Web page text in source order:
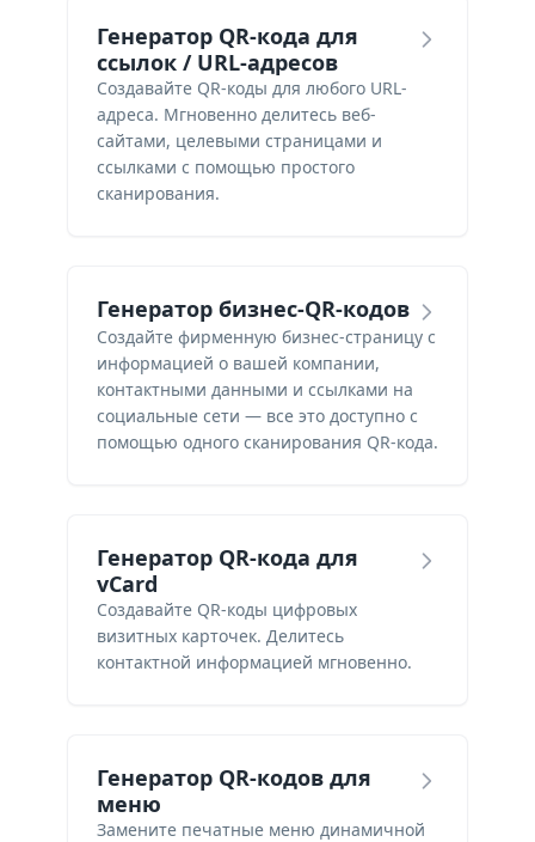
Генератор QR-кода для
ссылок / URL-адресов
Создавайте QR-коды для любого URL-
адреса. Мгновенно делитесь веб-
сайтами, целевыми страницами и
ссылками с помощью простого
сканирования.
Генератор бизнес-QR-кодов
Создайте фирменную бизнес-страницу с
информацией о вашей компании,
контактными данными и ссылками на
социальные сети — все это доступно с
помощью одного сканирования QR-кода.
Генератор QR-кода для
vCard
Создавайте QR-коды цифровых
визитных карточек. Делитесь
контактной информацией мгновенно.
Генератор QR-кодов для
меню
Замените печатные меню динамичной